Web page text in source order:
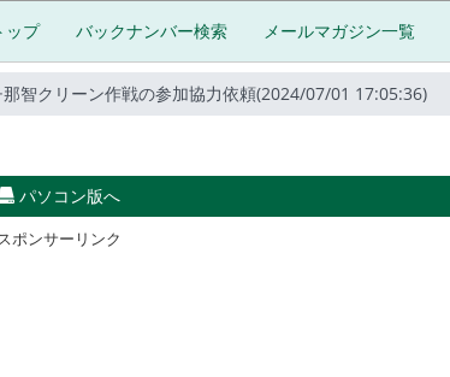
ップ バックナンバー検索 メールマガジン一覧
那智クリーン作戦の参加協力依頼(2024/07/01 17:05:36)
パソコン版へ
ポンサーリンク